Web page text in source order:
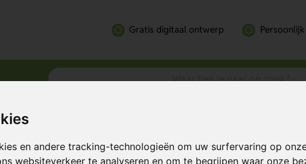
en andere tracking-technologieën om uw surfervaring op
websiteverkeer te analyseren en om te begrijpen waar onze
Gratis digitaal ontwerp
gerecycled RVS lunchbox
RVS lunchbox Bereken